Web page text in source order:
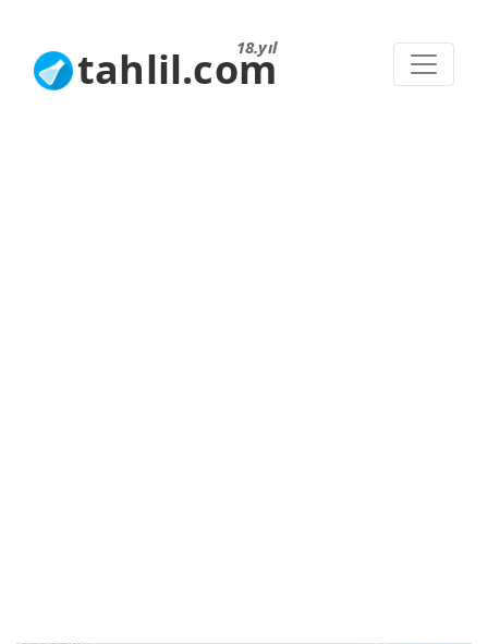
18.yıl
tahlil.com